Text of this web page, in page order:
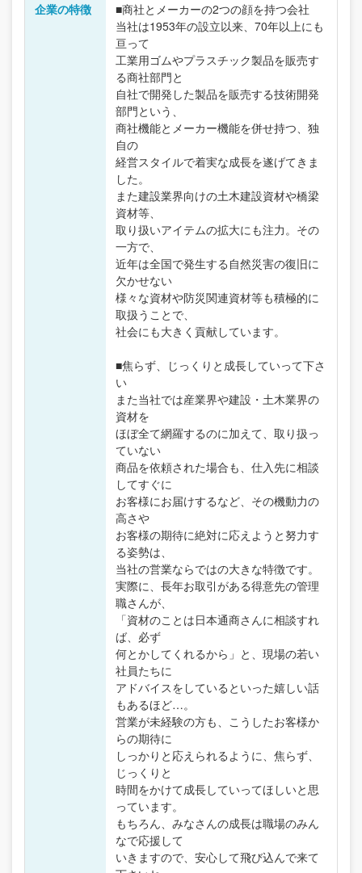
企業の特徴
■商社とメーカーの2つの顔を持つ会社
当社は1953年の設立以来、70年以上にも
亘って
工業用ゴムやプラスチック製品を販売す
る商社部門と
自社で開発した製品を販売する技術開発
部門という、
商社機能とメーカー機能を併せ持つ、独
自の
経営スタイルで着実な成長を遂げてきま
した。
また建設業界向けの土木建設資材や橋梁
資材等、
取り扱いアイテムの拡大にも注力。その
一方で、
近年は全国で発生する自然災害の復旧に
欠かせない
様々な資材や防災関連資材等も積極的に
取扱うことで、
社会にも大きく貢献しています。
■焦らず、じっくりと成長していって下さ
い
また当社では産業界や建設・土木業界の
資材を
ほぼ全て網羅するのに加えて、取り扱っ
ていない
商品を依頼された場合も、仕入先に相談
してすぐに
お客様にお届けするなど、その機動力の
高さや
お客様の期待に絶対に応えようと努力す
る姿勢は、
当社の営業ならではの大きな特徴です。
実際に、長年お取引がある得意先の管理
職さんが、
「資材のことは日本通商さんに相談すれ
ば、必ず
何とかしてくれるから」と、現場の若い
社員たちに
アドバイスをしているといった嬉しい話
もあるほど…。
営業が未経験の方も、こうしたお客様か
らの期待に
しっかりと応えられるように、焦らず、
じっくりと
時間をかけて成長していってほしいと思
っています。
もちろん、みなさんの成長は職場のみん
なで応援して
いきますので、安心して飛び込んで来て